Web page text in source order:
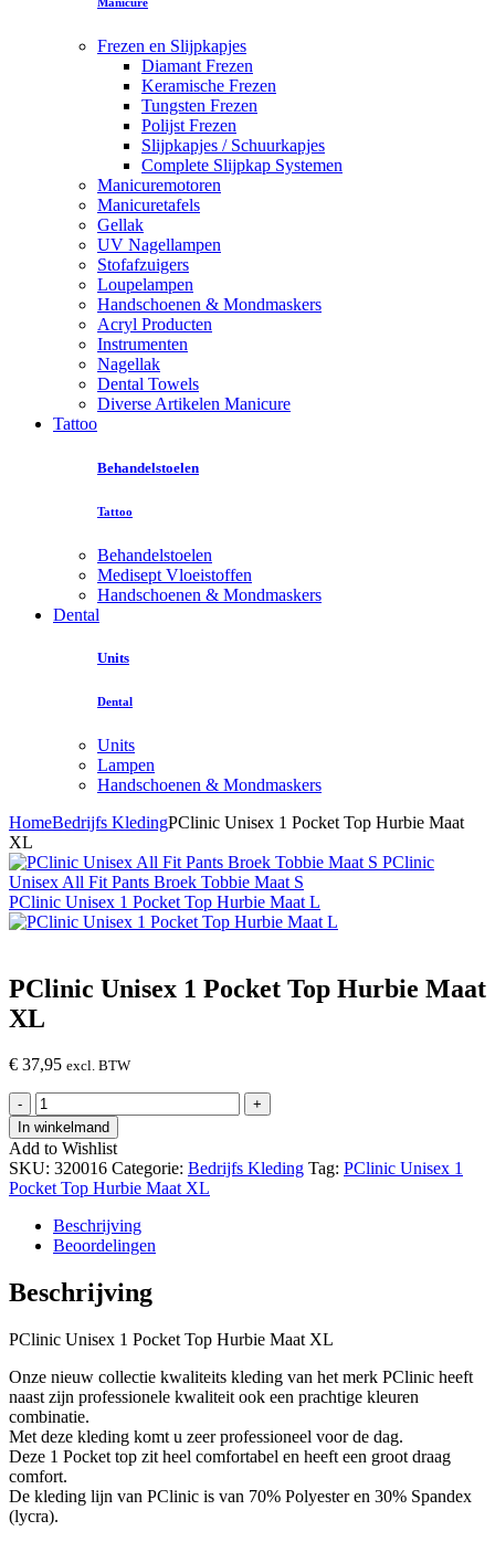
Manicure
Frezen en Slijpkapjes
Diamant Frezen
Keramische Frezen
Tungsten Frezen
Polijst Frezen
Slijpkapjes / Schuurkapjes
Complete Slijpkap Systemen
Manicuremotoren
Manicuretafels
Gellak
UV Nagellampen
Stofafzuigers
Loupelampen
Handschoenen & Mondmaskers
Acryl Producten
Instrumenten
Nagellak
Dental Towels
Diverse Artikelen Manicure
Tattoo
Behandelstoelen
Tattoo
Behandelstoelen
Medisept Vloeistoffen
Handschoenen & Mondmaskers
Dental
Units
Dental
Units
Lampen
Handschoenen & Mondmaskers
HomeBedrijfs KledingPClinic Unisex 1 Pocket Top Hurbie Maat
XL
PClinic
Unisex All Fit Pants Broek Tobbie Maat S
PClinic Unisex 1 Pocket Top Hurbie Maat L
PClinic Unisex 1 Pocket Top Hurbie Maat
XL
€ 37,95 excl. BTW
-
PClinic
Unisex
1
Pocket
Top
Hurbie
Maat
XL
hoeveelheid
+
In winkelmand
Add to Wishlist
SKU: 320016 Categorie: Bedrijfs Kleding Tag: PClinic Unisex 1
Pocket Top Hurbie Maat XL
Beschrijving
Beoordelingen
Beschrijving
PClinic Unisex 1 Pocket Top Hurbie Maat XL
Onze nieuw collectie kwaliteits kleding van het merk PClinic heeft
naast zijn professionele kwaliteit ook een prachtige kleuren
combinatie.
Met deze kleding komt u zeer professioneel voor de dag.
Deze 1 Pocket top zit heel comfortabel en heeft een groot draag
comfort.
De kleding lijn van PClinic is van 70% Polyester en 30% Spandex
(lycra).